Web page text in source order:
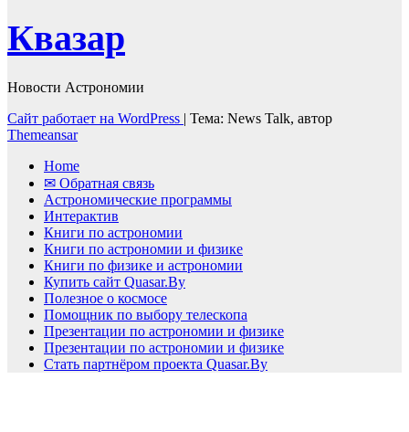
Квазар
Новости Астрономии
Сайт работает на WordPress | Тема: News Talk, автор
Themeansar
Home
✉ Обратная связь
Астрономические программы
Интерактив
Книги по астрономии
Книги по астрономии и физике
Книги по физике и астрономии
Купить сайт Quasar.By
Полезное о космосе
Помощник по выбору телескопа
Презентации по астрономии и физике
Презентации по астрономии и физике
Стать партнёром проекта Quasar.By